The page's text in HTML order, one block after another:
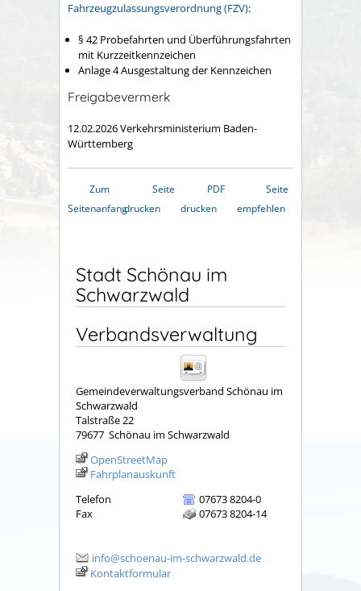
Fahrzeugzulassungsverordnung (FZV):
§ 42 Probefahrten und Überführungsfahrten
mit Kurzzeitkennzeichen
Anlage 4 Ausgestaltung der Kennzeichen
Freigabevermerk
12.02.2026 Verkehrsministerium Baden-
Württemberg
Zum
Seitenanfang
Seite
drucken
PDF
drucken
Seite
empfehlen
Stadt Schönau im
Schwarzwald
Verbandsverwaltung
Gemeindeverwaltungsverband Schönau im
Schwarzwald
Talstraße 22
79677 Schönau im Schwarzwald
OpenStreetMap
Fahrplanauskunft
Telefon
07673 8204-0
Fax
07673 8204-14
info@schoenau-im-schwarzwald.de
Kontaktformular